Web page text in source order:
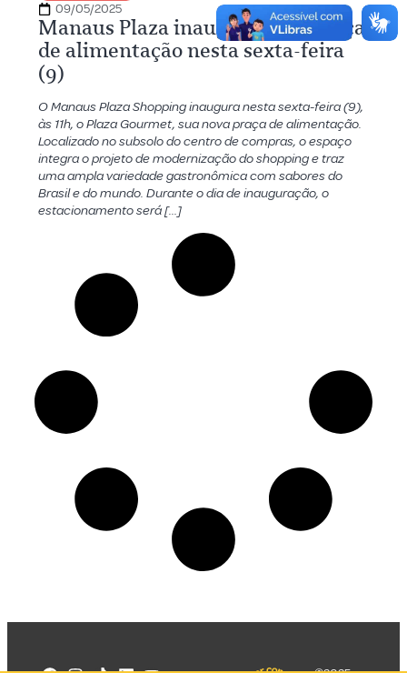
09/05/2025
Manaus Plaza inaugura nova praça
de alimentação nesta sexta-feira
(9)
O Manaus Plaza Shopping inaugura nesta sexta-feira (9),
às 11h, o Plaza Gourmet, sua nova praça de alimentação.
Localizado no subsolo do centro de compras, o espaço
integra o projeto de modernização do shopping e traz
uma ampla variedade gastronômica com sabores do
Brasil e do mundo. Durante o dia de inauguração, o
estacionamento será […]